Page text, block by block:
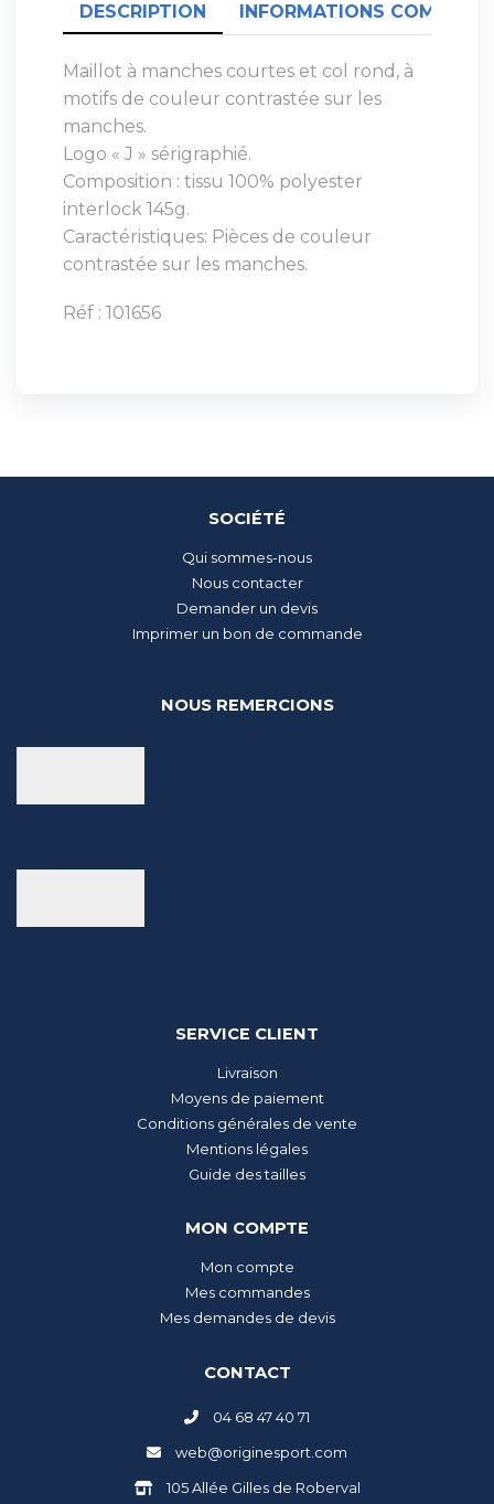
DESCRIPTION INFORMATIONS
Maillot à manches courtes et col rond, à
motifs de couleur contrastée sur les
manches.
Logo « J » sérigraphié.
Composition : tissu 100% polyester
interlock 145g.
Caractéristiques: Pièces de couleur
contrastée sur les manches.
Réf : 101656
SOCIÉTÉ
Qui sommes-nous
Nous contacter
Demander un devis
Imprimer un bon de commande
NOUS REMERCIONS
SERVICE CLIENT
Livraison
Moyens de paiement
Conditions générales de vente
Mentions légales
Guide des tailles
MON COMPTE
Mon compte
Mes commandes
Mes demandes de devis
CONTACT
04 68 47 40 71
web@originesport.com
105 Allée Gilles de Roberval